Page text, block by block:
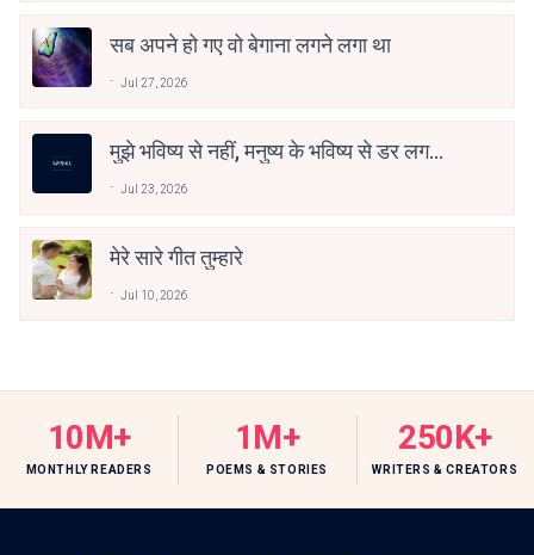
सब अपने हो गए वो बेगाना लगने लगा था
Jul 27, 2026
मुझे भविष्य से नहीं, मनुष्य के भविष्य से डर लगता
Jul 23, 2026
मेरे सारे गीत तुम्हारे
Jul 10, 2026
10M+
MONTHLY READERS
1M+
POEMS & STORIES
250K+
WRITERS & CREATORS